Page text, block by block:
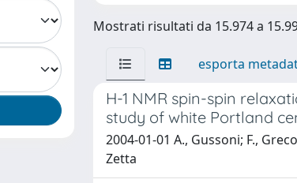
Mostrati risultati da 15.974 a
esporta
H-1 NMR spin-spin
study of white Portland
2004-01-01 A., Gussoni; F.,
Zetta